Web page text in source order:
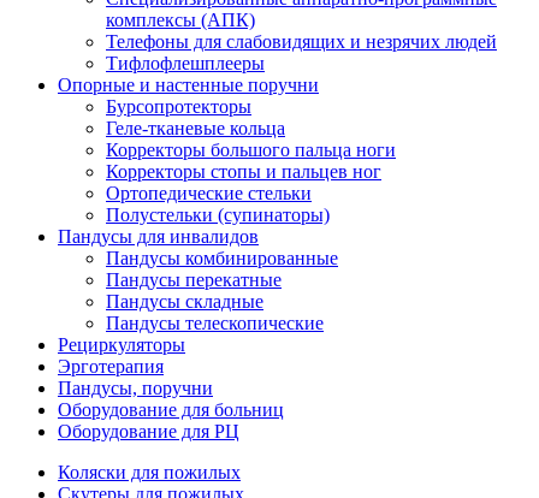
комплексы (АПК)
Телефоны для слабовидящих и незрячих людей
Тифлофлешплееры
Опорные и настенные поручни
Бурсопротекторы
Геле-тканевые кольца
Корректоры большого пальца ноги
Корректоры стопы и пальцев ног
Ортопедические стельки
Полустельки (супинаторы)
Пандусы для инвалидов
Пандусы комбинированные
Пандусы перекатные
Пандусы складные
Пандусы телескопические
Рециркуляторы
Эрготерапия
Пандусы, поручни
Оборудование для больниц
Оборудование для РЦ
Коляски для пожилых
Скутеры для пожилых